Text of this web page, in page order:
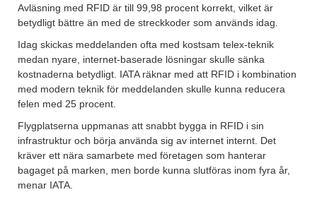
Avläsning med RFID är till 99,98 procent korrekt, vilket är
betydligt bättre än med de streckkoder som används idag.
Idag skickas meddelanden ofta med kostsam telex-teknik
medan nyare, internet-baserade lösningar skulle sänka
kostnaderna betydligt. IATA räknar med att RFID i kombination
med modern teknik för meddelanden skulle kunna reducera
felen med 25 procent.
Flygplatserna uppmanas att snabbt bygga in RFID i sin
infrastruktur och börja använda sig av internet internt. Det
kräver ett nära samarbete med företagen som hanterar
bagaget på marken, men borde kunna slutföras inom fyra år,
menar IATA.